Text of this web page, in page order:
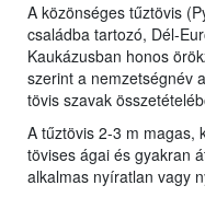
A közönséges tűztövis
családba tartozó, Dél-
Kaukázusban honos
szerint a nemzetségnév
tövis szavak
A tűztövis 2-3 m magas,
tövises ágai és gyakran
alkalmas nyíratlan vagy